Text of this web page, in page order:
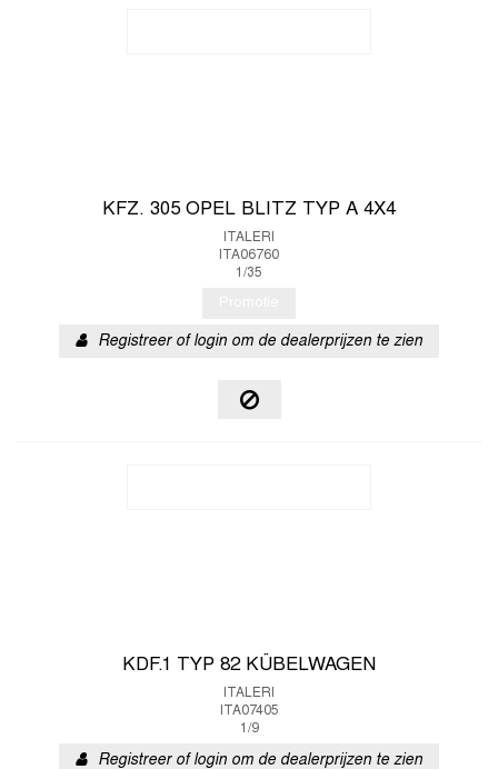
KFZ. 305 OPEL BLITZ TYP A 4X4
ITALERI
ITA06760
1/35
Registreer of login om de dealerprijzen te zien
KDF.1 TYP 82 KÜBELWAGEN
ITALERI
ITA07405
1/9
Registreer of login om de dealerprijzen te zien